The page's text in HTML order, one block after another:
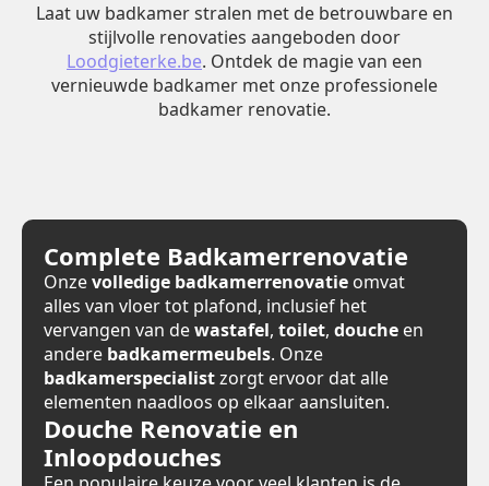
Laat uw badkamer stralen met de betrouwbare en
stijlvolle renovaties aangeboden door
Loodgieterke.be. Ontdek de magie van een
vernieuwde badkamer met onze professionele
badkamer renovatie.
Complete Badkamerrenovatie
Onzevolledige badkamerrenovatie omvat
alles van vloer tot plafond, inclusief het
vervangen van dewastafel, toilet, douche en
andere badkamermeubels. Onze
badkamerspecialistzorgt ervoor dat alle
elementen naadloos op elkaar aansluiten.
Douche Renovatie en
Inloopdouches